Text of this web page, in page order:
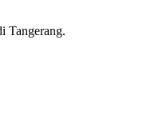
Tangerang.